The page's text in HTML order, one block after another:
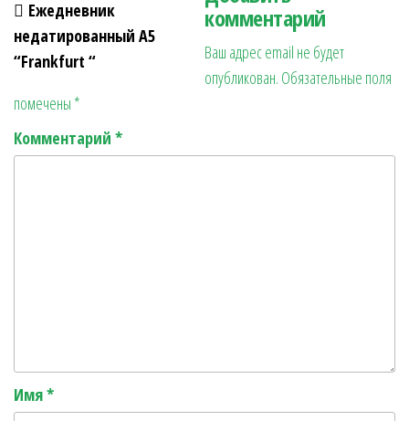
ok es
t
a в
ит
ь
Ежедневник
недатированный А5
“Frankfurt “
комментарий
Ваш адрес email не будет
опубликован. Обязательные поля
помечены *
Комментарий *
Имя*